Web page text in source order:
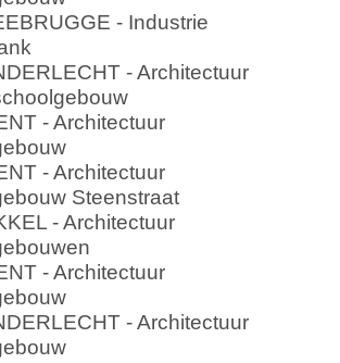
- Industrie
- Architectuur
- Architectuur
- Architectuur
Steenstraat
- Architectuur
- Architectuur
- Architectuur